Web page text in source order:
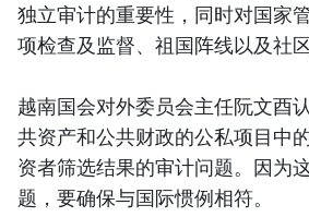
独立审计的重要性，同时对国家
项检查及监督、祖国阵线以及社
越南国会对外委员会主任阮文酉
共资产和公共财政的公私项目中
资者筛选结果的审计问题。因为
题，要确保与国际惯例相符。